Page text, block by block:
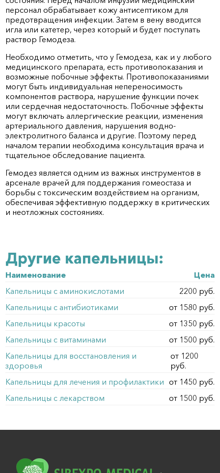
персонал обрабатывает кожу антисептиком для
предотвращения инфекции. Затем в вену вводится
игла или катетер, через который и будет поступать
раствор Гемодеза.
Необходимо отметить, что у Гемодеза, как и у любого
медицинского препарата, есть противопоказания и
возможные побочные эффекты. Противопоказаниями
могут быть индивидуальная непереносимость
компонентов раствора, нарушение функции почек
или сердечная недостаточность. Побочные эффекты
могут включать аллергические реакции, изменения
артериального давления, нарушения водно-
электролитного баланса и другие. Поэтому перед
началом терапии необходима консультация врача и
тщательное обследование пациента.
Гемодез является одним из важных инструментов в
арсенале врачей для поддержания гомеостаза и
борьбы с токсическим воздействием на организм,
обеспечивая эффективную поддержку в критических
и неотложных состояниях.
Другие капельницы:
Наименование
Цена
Капельницы с аминокислотами
2200 руб.
Капельницы с антибиотиками
от 1580 руб.
Капельницы красоты
от 1350 руб.
Капельницы с витаминами
от 1500 руб.
Капельницы для восстановления и
здоровья
от 1200
руб.
Капельницы для лечения и профилактики от 1450 руб.
Капельницы с лекарством
от 1500 руб.